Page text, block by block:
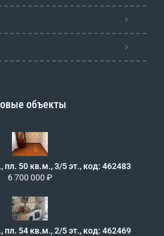
объекты
пл. 50 кв.м., 3/5 эт., код: 462483
6 700 000 ₽
пл. 54 кв.м., 2/5 эт., код: 462469